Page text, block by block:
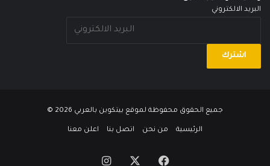
البريد الالكتروني
جميع الحقوق محفوظة لموقع بيتكوين بالعربي
الرئيسية من نحن اتصل بنا اعلن معنا
فيسبوك انستقرام